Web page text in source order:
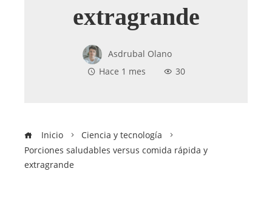
extragrande
Asdrubal Olano
Hace 1 mes
30
Inicio
Ciencia y tecnología
Porciones saludables versus comida rápida y
extragrande